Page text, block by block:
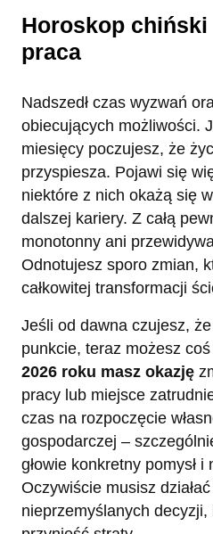
Horoskop chiński
praca
Nadszedł czas wyzwań
obiecujących możliwości.
miesięcy poczujesz, że
przyspiesza. Pojawi się
niektóre z nich okażą się
dalszej kariery. Z całą
monotonny ani
Odnotujesz sporo zmian,
całkowitej transformacji
Jeśli od dawna czujesz,
punkcie, teraz możesz
2026 roku masz okazję
pracy lub miejsce
czas na rozpoczęcie
gospodarczej –
głowie konkretny pomysł
Oczywiście musisz
nieprzemyślanych decyzji,